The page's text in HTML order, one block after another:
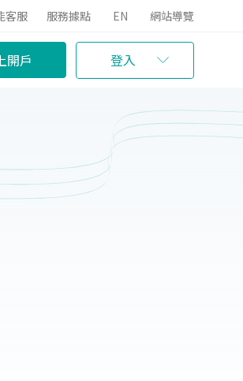
客服 服務據點 EN 網站導覽
開戶 登入